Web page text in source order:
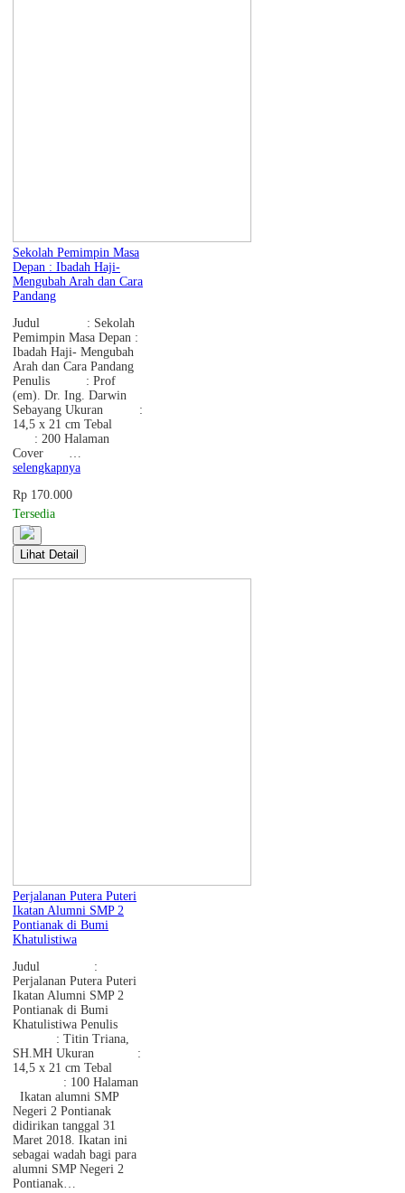
Sekolah Pemimpin Masa
Depan : Ibadah Haji-
Mengubah Arah dan Cara
Pandang
Judul : Sekolah
Pemimpin Masa Depan :
Ibadah Haji- Mengubah
Arah dan Cara Pandang
Penulis : Prof
(em). Dr. Ing. Darwin
Sebayang Ukuran :
14,5 x 21 cm Tebal
: 200 Halaman
Cover …
selengkapnya
Rp 170.000
Tersedia
Lihat Detail
Perjalanan Putera Puteri
Ikatan Alumni SMP 2
Pontianak di Bumi
Khatulistiwa
Judul :
Perjalanan Putera Puteri
Ikatan Alumni SMP 2
Pontianak di Bumi
Khatulistiwa Penulis
: Titin Triana,
SH.MH Ukuran :
14,5 x 21 cm Tebal
: 100 Halaman
Ikatan alumni SMP
Negeri 2 Pontianak
didirikan tanggal 31
Maret 2018. Ikatan ini
sebagai wadah bagi para
alumni SMP Negeri 2
Pontianak…